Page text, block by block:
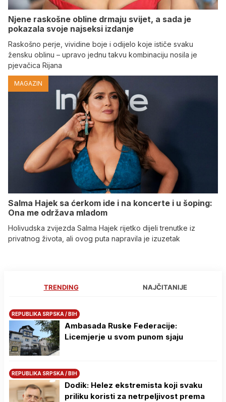
Njene raskošne obline drmaju svijet, a sada je
pokazala svoje najseksi izdanje
Raskošno perje, vividine boje i odijelo koje ističe svaku
žensku oblinu – upravo jednu takvu kombinaciju nosila je
pjevačica Rijana
MAGAZIN
Salma Hajek sa ćerkom ide i na koncerte i u šoping:
Ona me održava mladom
Holivudska zvijezda Salma Hajek rijetko dijeli trenutke iz
privatnog života, ali ovog puta napravila je izuzetak
TRENDING NAJČITANIJE
REPUBLIKA SRPSKA / BIH
Ambasada Ruske Federacije:
Licemjerje u svom punom sjaju
REPUBLIKA SRPSKA / BIH
Dodik: Helez ekstremista koji svaku
priliku koristi za netrpeljivost prema